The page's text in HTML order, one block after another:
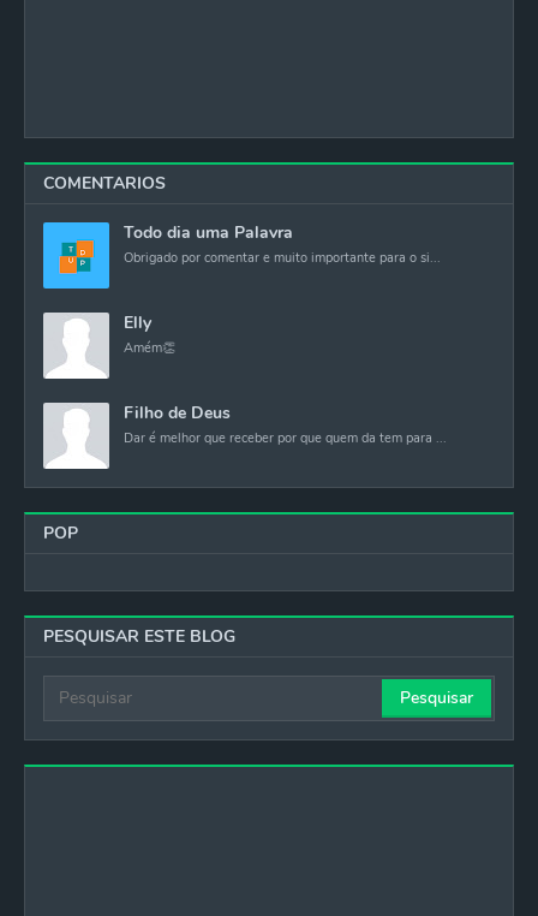
COMENTARIOS
Todo dia uma Palavra
Obrigado por comentar e muito importante para o si...
Elly
Amém👏
Filho de Deus
Dar é melhor que receber por que quem da tem para ...
POP
PESQUISAR ESTE BLOG